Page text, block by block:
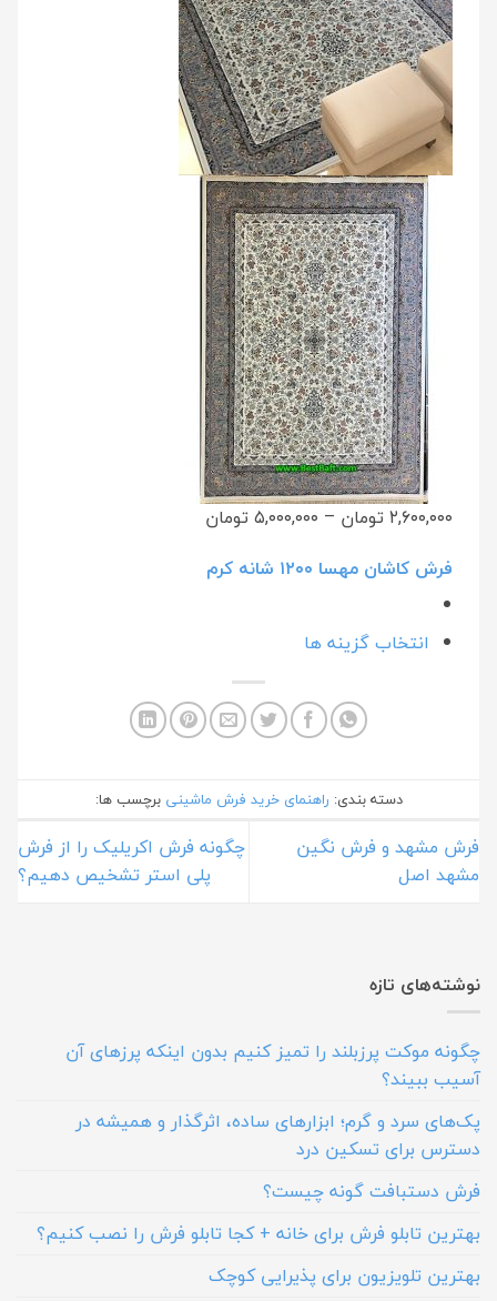
۲,۶۰۰,۰۰۰ تومان – ۵,۰۰۰,۰۰۰ تومان
فرش کاشان مهسا ۱۲۰۰ شانه کرم
انتخاب گزینه ها
دسته بندی: راهنمای خرید فرش ماشینی برچسب ها:
فرش مشهد و فرش نگین
مشهد اصل
چگونه فرش اکریلیک را از فرش
پلی استر تشخیص دهیم؟
نوشته‌های تازه
چگونه موکت پرزبلند را تمیز کنیم بدون اینکه پرزهای آن
آسیب ببیند؟
پک‌های سرد و گرم؛ ابزارهای ساده، اثرگذار و همیشه در
دسترس برای تسکین درد
فرش دستبافت گونه چیست؟
بهترین تابلو فرش برای خانه + کجا تابلو فرش را نصب کنیم؟
بهترین تلویزیون برای پذیرایی کوچک